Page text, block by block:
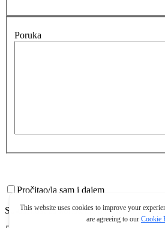
Poruka
Pročitao/la sam i dajem
Suglasnost za korištenje osobnih podataka